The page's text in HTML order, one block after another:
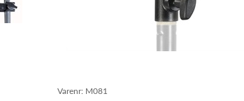
Varenr: M081